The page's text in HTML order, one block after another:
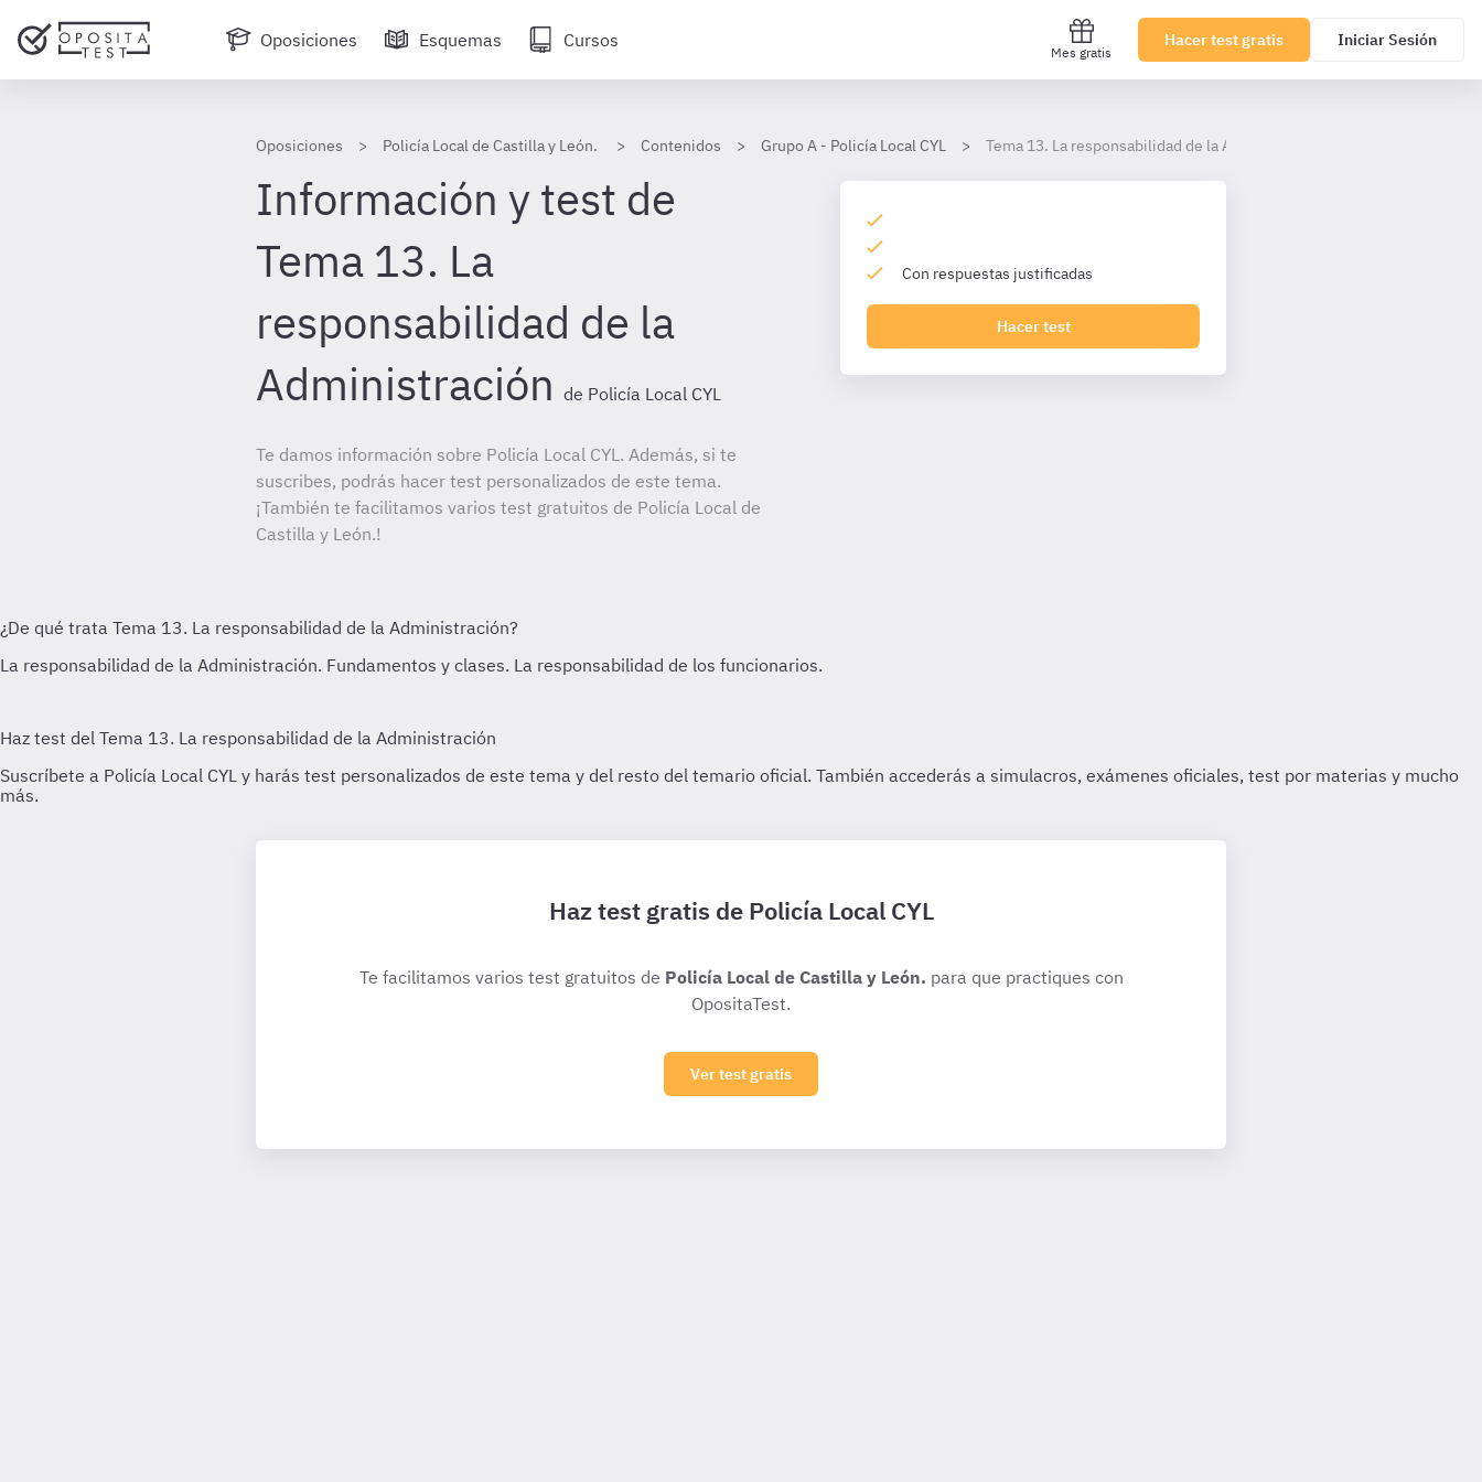
Oposiciones Esquemas Cursos
Mes gratis
Hacer test gratis Iniciar Sesión
Oposiciones Policía Local de Castilla y León. Contenidos Grupo A - Policía Local CYL Tema 13. La responsabilidad de la Administración
Información y test de
Tema 13. La
responsabilidad de la
Administración de Policía Local CYL
Te damos información sobre Policía Local CYL. Además, si te
suscribes, podrás hacer test personalizados de este tema.
¡También te facilitamos varios test gratuitos de Policía Local de
Castilla y León.!
Con respuestas justificadas
Hacer test
Haz test gratis de Policía Local CYL
Te facilitamos varios test gratuitos de Policía Local de Castilla y León. para que practiques con
OpositaTest.
Ver test gratis